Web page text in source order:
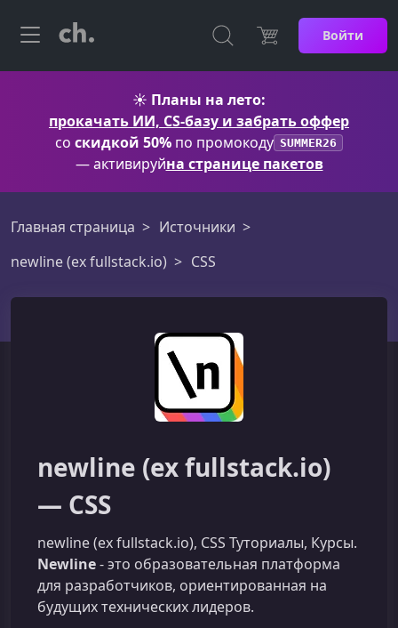
Войти
☀️ Планы на лето:
прокачать ИИ, CS-базу и забрать оффер
со скидкой 50% по промокоду SUMMER26
— активируйна странице пакетов
Главная страница
Источники
newline (ex fullstack.io)
CSS
newline (ex fullstack.io)
— CSS
newline (ex fullstack.io), CSS Туториалы, Курсы.
Newline- это образовательная платформа
для разработчиков, ориентированная на
будущих технических лидеров.